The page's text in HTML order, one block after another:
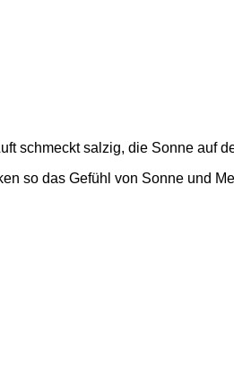
schmeckt salzig, die Sonne auf
so das Gefühl von Sonne und